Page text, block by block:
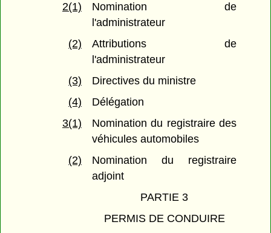
2(1)
Nomination de
l'administrateur
(2)
Attributions de
l'administrateur
(3)
Directives du ministre
(4)
Délégation
3(1)
Nomination du registraire des
véhicules automobiles
(2)
Nomination du registraire
adjoint
PARTIE 3
PERMIS DE CONDUIRE